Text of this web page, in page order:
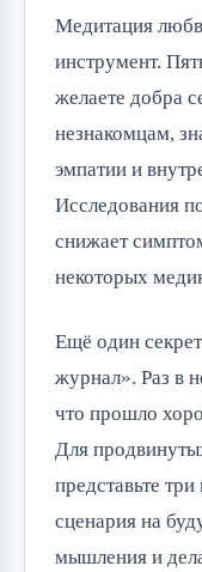
Медитация
инструмент.
желаете добра
незнакомцам,
эмпатии и
Исследования
снижает
некоторых
Ещё один
журнал». Раз в
что прошло
Для
представьте
сценария на
мышления и